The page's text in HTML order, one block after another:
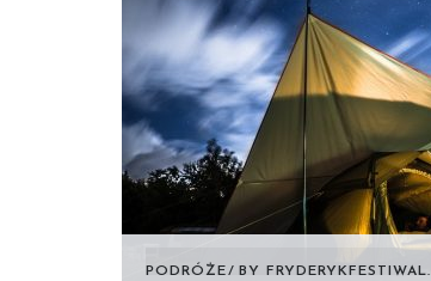
PODRÓŻE BY FRYDERYKFESTIWAL.